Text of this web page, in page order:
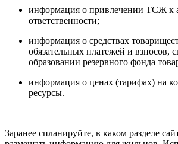
информация о привлечении ТСЖ к
ответственности;
информация о средствах
обязательных платежей и взносов,
образовании резервного фонда
информация о ценах (тарифах) на
ресурсы.
Заранее спланируйте, в каком разделе